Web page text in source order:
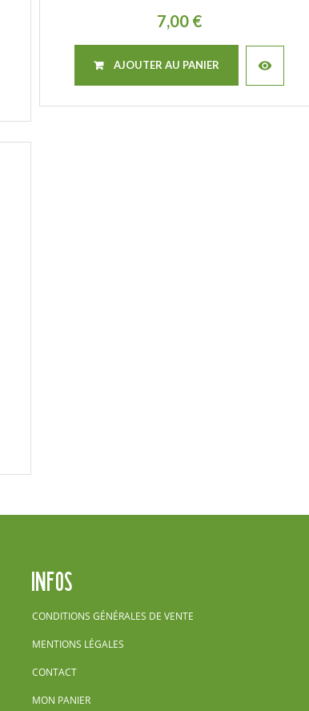
7,00 €
AJOUTER AU PANIER visibility
INFOS
CONDITIONS GÉNÉRALES DE VENTE
MENTIONS LÉGALES
CONTACT
MON PANIER